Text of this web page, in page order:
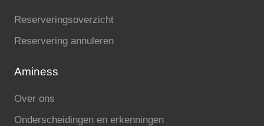
Reserveringsoverzicht
Reservering annuleren
Aminess
Over ons
Onderscheidingen en erkenningen